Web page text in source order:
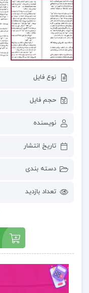
نوع فایل
حجم فایل
نویسنده
تاریخ انتشار
دسته بندی
تعداد بازدید